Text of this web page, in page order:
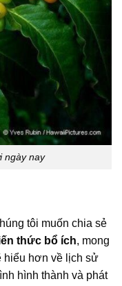
ngày nay
tôi muốn chia sẻ
thức bổ ích, mong
hiểu hơn về lịch sử
hình thành và phát